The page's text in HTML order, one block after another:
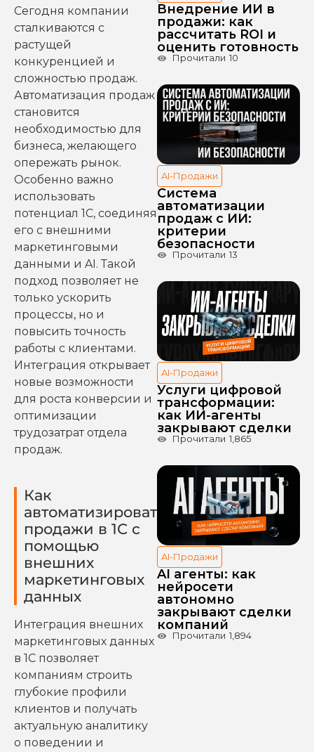
Сегодня компании
сталкиваются с
растущей
конкуренцией и
сложностью продаж.
Автоматизация продаж
становится
необходимостью для
бизнеса, желающего
опережать рынок.
Особенно важно
использовать
потенциал 1С, соединяя
его с внешними
маркетинговыми
данными и AI. Такой
подход позволяет не
только ускорить
процессы, но и
повысить точность
работы с клиентами.
Интеграция открывает
новые возможности
для роста конверсии и
оптимизации
трудозатрат отдела
продаж.
Как
автоматизировать
продажи в 1С с
помощью
внешних
маркетинговых
данных
Интеграция внешних
маркетинговых данных
в 1С позволяет
компаниям строить
глубокие профили
клиентов и получать
актуальную аналитику
о поведении и
Внедрение ИИ в
продажи: как
рассчитать ROI и
оценить готовность
Прочитали 10
AI-Продажи
Система
автоматизации
продаж с ИИ:
критерии
безопасности
Прочитали 13
AI-Продажи
Услуги цифровой
трансформации:
как ИИ-агенты
закрывают сделки
Прочитали 1,865
AI-Продажи
AI агенты: как
нейросети
автономно
закрывают сделки
компаний
Прочитали 1,894